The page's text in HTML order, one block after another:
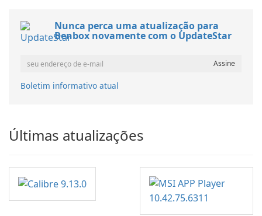
Nunca perca uma atualização para
Benbox novamente com o UpdateStar
Boletim informativo atual
Últimas atualizações